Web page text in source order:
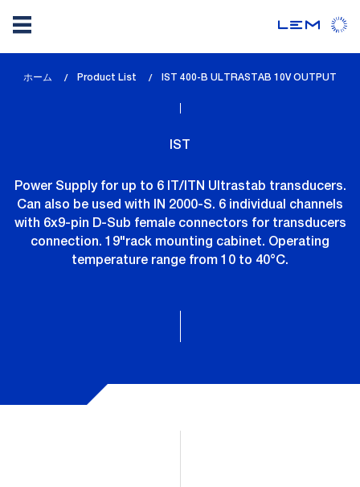
ホーム Product List
lem_current_page
IST 400-B ULTRASTAB 10V OUTPUT
IST
Power Supply for up to 6 IT/ITN Ultrastab transducers.
Can also be used with IN 2000-S. 6 individual channels
with 6x9-pin D-Sub female connectors for transducers
connection. 19"rack mounting cabinet. Operating
temperature range from 10 to 40°C.